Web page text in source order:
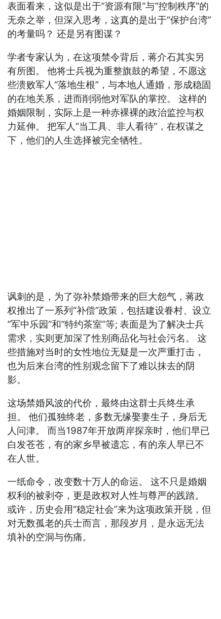
表面看来，这似是出于“资源有限”与“控制秩序”的
无奈之举，但深入思考，这真的是出于“保护台湾”
的考量吗？ 还是另有图谋？
学者专家认为，在这项禁令背后，蒋介石其实另
有所图。 他将士兵视为重整旗鼓的希望，不愿这
些溃败军人“落地生根”，与本地人通婚，形成稳固
的在地关系，进而削弱他对军队的掌控。 这样的
婚姻限制，实际上是一种赤裸裸的政治监控与权
力延伸。 把军人“当工具、非人看待”，在权谋之
下，他们的人生选择被完全牺牲。
讽刺的是，为了弥补禁婚带来的巨大怨气，蒋政
权推出了一系列“补偿”政策，包括建设眷村、设立
“军中乐园”和“特约茶室”等; 表面是为了解决士兵
需求，实则更加深了性别商品化与社会污名。 这
些措施对当时的女性地位无疑是一次严重打击，
也为后来台湾的性别观念留下了难以抹去的阴
影。
这场禁婚风波的代价，最终由这群士兵终生承
担。 他们孤独终老，多数无缘娶妻生子，身后无
人问津。 而当1987年开放两岸探亲时，他们早已
白发苍苍，有的家乡早被遗忘，有的亲人早已不
在人世。
一纸命令，改变数十万人的命运。 这不只是婚姻
权利的被剥夺，更是政权对人性与尊严的践踏。
或许，历史会用“稳定社会”来为这项政策开脱，但
对无数孤老的兵士而言，那段岁月，是永远无法
填补的空洞与伤痛。